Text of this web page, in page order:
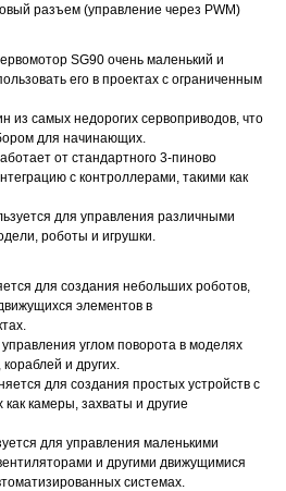
разъем (управление через PWM)
SG90 очень маленький и
его в проектах с ограниченным
из самых недорогих сервоприводов, что
для начинающих.
от стандартного 3-пиново
с контроллерами, такими как
для управления различными
роботы и игрушки.
для создания небольших роботов,
элементов в
углом поворота в моделях
и других.
для создания простых устройств с
камеры, захваты и другие
для управления маленькими
и другими движущимися
системах.